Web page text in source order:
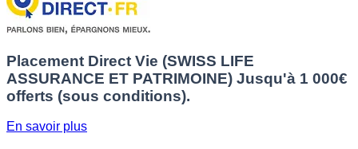
Placement Direct Vie (SWISS LIFE
ASSURANCE ET PATRIMOINE) Jusqu'à 1 000€
offerts (sous conditions).
En savoir plus